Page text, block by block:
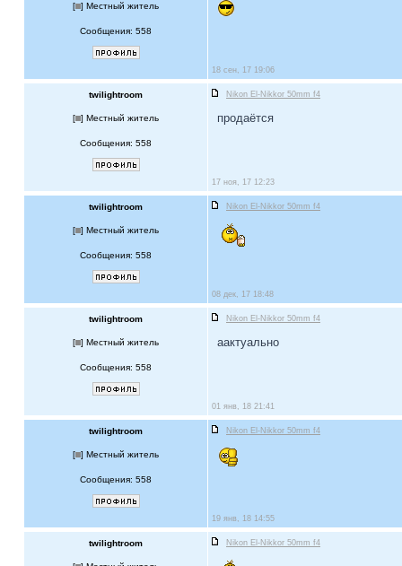
[ ] Местный житель
Сообщения: 558
18 сен, 17 19:06
twilightroom Nikon El-Nikkor 50mm f4
[ ] Местный житель
Сообщения: 558
продаётся
17 ноя, 17 12:23
twilightroom Nikon El-Nikkor 50mm f4
[ ] Местный житель
Сообщения: 558
08 дек, 17 18:48
twilightroom Nikon El-Nikkor 50mm f4
[ ] Местный житель
Сообщения: 558
аактуально
01 янв, 18 21:41
twilightroom Nikon El-Nikkor 50mm f4
[ ] Местный житель
Сообщения: 558
19 янв, 18 14:55
twilightroom Nikon El-Nikkor 50mm f4